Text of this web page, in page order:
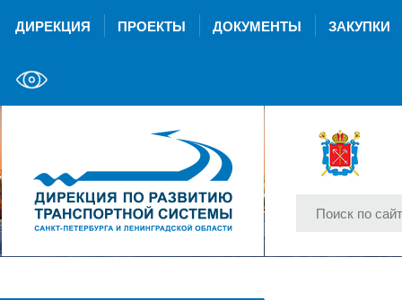
ДИРЕКЦИЯ ПРОЕКТЫ ДОКУМЕНТЫ ЗАКУПКИ